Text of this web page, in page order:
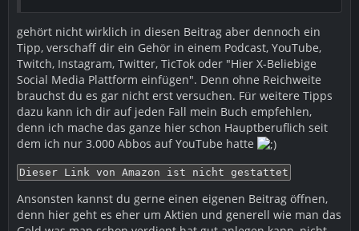
gehört nicht wirklich in diesen Beitrag aber dennoch ein
Tipp, verschaff dir ein Gehör in einem Podcast, YouTube,
Twitch, Instagram, Twitter, TicTok oder "Hier X-Beliebige
Social Media Plattform einfügen". Denn ohne Reichweite
brauchst du es gar nicht erst versuchen. Für weitere Tipps
dazu kann ich dir auf jeden Fall mein Buch empfehlen,
denn ich mache das ganze hier schon Hauptberuflich seit
dem ich nur 3.000 Abbos auf YouTube hatte
Dieser Link von Amazon ist nicht gestattet
Ansonsten kannst du gerne einen eigenen Beitrag öffnen,
denn hier geht es eher um Aktien und generell wie man das